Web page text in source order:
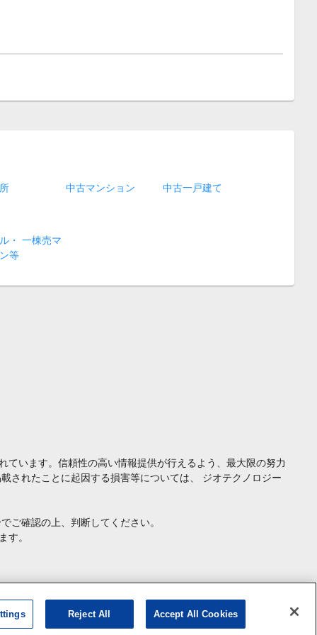
中古マンション 中古一戸建て
・ 一棟売マ
等
います。信頼性の高い情報提供が行えるよう、最大限の努力
されたことに起因する損害等については、 ジオテクノロジー
ご確認の上、判断してください。
す。
Reject All Accept All Cookies